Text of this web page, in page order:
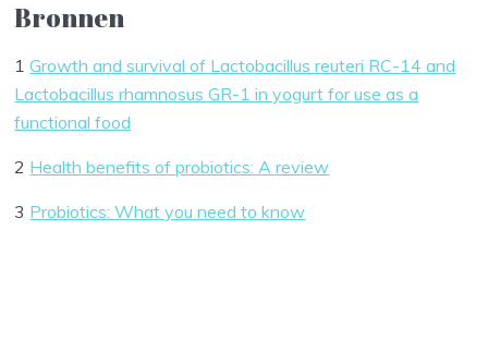
Bronnen
1 Growth and survival of Lactobacillus reuteri RC-14 and
Lactobacillus rhamnosus GR-1 in yogurt for use as a
functional food
2 Health benefits of probiotics: A review
3 Probiotics: What you need to know